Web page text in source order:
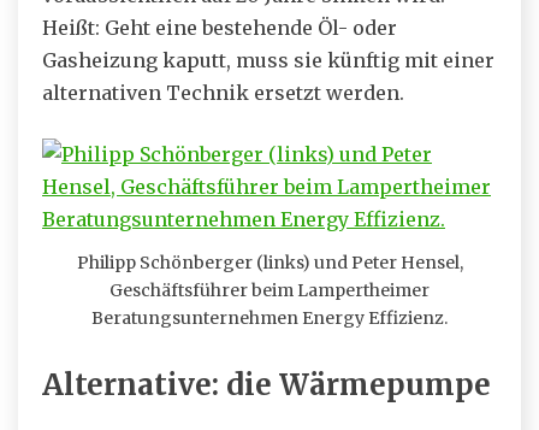
Heißt: Geht eine bestehende Öl- oder
Gasheizung kaputt, muss sie künftig mit einer
alternativen Technik ersetzt werden.
Philipp Schönberger (links) und Peter Hensel,
Geschäftsführer beim Lampertheimer
Beratungsunternehmen Energy Effizienz.
Alternative: die Wärmepumpe